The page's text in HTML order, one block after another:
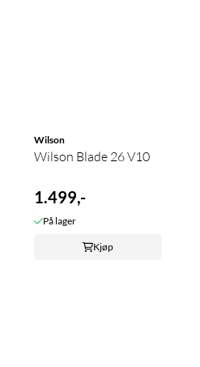
Wilson
Wilson Blade 26 V10
1.499,-
På lager
Kjøp